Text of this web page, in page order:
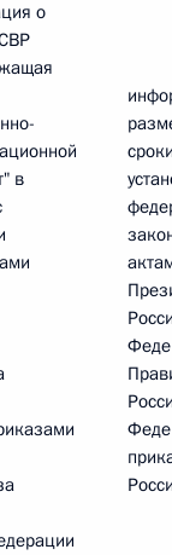
о
в